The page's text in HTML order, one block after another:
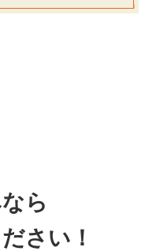
ら
さい！